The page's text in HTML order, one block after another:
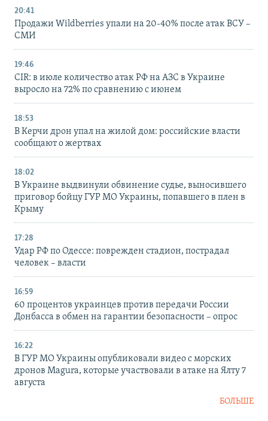
20:41
Продажи Wildberries упали на 20-40% после атак ВСУ –
СМИ
19:46
CIR: в июле количество атак РФ на АЗС в Украине
выросло на 72% по сравнению с июнем
18:53
В Керчи дрон упал на жилой дом: российские власти
сообщают о жертвах
18:02
В Украине выдвинули обвинение судье, выносившего
приговор бойцу ГУР МО Украины, попавшего в плен в
Крыму
17:28
Удар РФ по Одессе: поврежден стадион, пострадал
человек – власти
16:59
60 процентов украинцев против передачи России
Донбасса в обмен на гарантии безопасности – опрос
16:22
В ГУР МО Украины опубликовали видео с морских
дронов Magura, которые участвовали в атаке на Ялту 7
августа
БОЛЬШЕ